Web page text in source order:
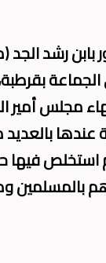
وقاضي
مجلس أمير
عندها
منها فتوى صدرت
بالمسلمين